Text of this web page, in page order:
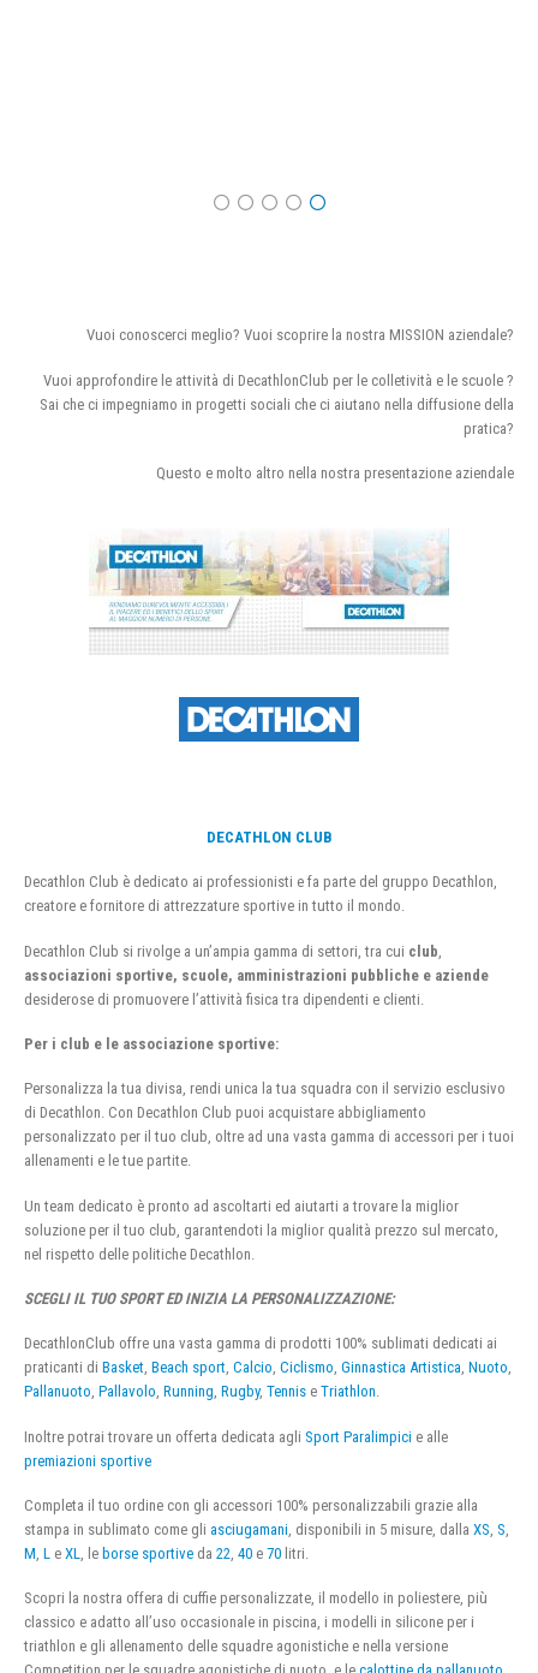
Vuoi conoscerci meglio? Vuoi scoprire la nostra MISSION aziendale?
Vuoi approfondire le attività di DecathlonClub per le colletività e le scuole ?
Sai che ci impegniamo in progetti sociali che ci aiutano nella diffusione della
pratica?
Questo e molto altro nella nostra presentazione aziendale
DECATHLON CLUB
Decathlon Club è dedicato ai professionisti e fa parte del gruppo Decathlon,
creatore e fornitore di attrezzature sportive in tutto il mondo.
Decathlon Club si rivolge a un’ampia gamma di settori, tra cui club
associazioni sportive, scuole, amministrazioni pubbliche e aziende
desiderose di promuovere l’attività fisica tra dipendenti e clienti.
Per i club e le associazione sportive:
Personalizza la tua divisa, rendi unica la tua squadra con il servizio esclusivo
di Decathlon. Con Decathlon Club puoi acquistare abbigliamento
personalizzato per il tuo club, oltre ad una vasta gamma di accessori per i tuoi
allenamenti e le tue partite.
Un team dedicato è pronto ad ascoltarti ed aiutarti a trovare la miglior
soluzione per il tuo club, garantendoti la miglior qualità prezzo sul mercato,
nel rispetto delle politiche Decathlon.
SCEGLI IL TUO SPORT ED INIZIA LA PERSONALIZZAZIONE:
DecathlonClub offre una vasta gamma di prodotti 100% sublimati dedicati ai
praticanti di Basket, Beach sport, Calcio, Ciclismo, Ginnastica Artistica, Nuoto,
Pallanuoto, Pallavolo, Running, Rugby, Tennis e Triathlon.
Inoltre potrai trovare un offerta dedicata agli Sport Paralimpici e alle
premiazioni sportive
Completa il tuo ordine con gli accessori 100% personalizzabili grazie alla
stampa in sublimato come gli asciugamani , disponibili in 5 misure, dalla XS S
M L e XL , le borse sportive da 22 40 e 70 litri.
Scopri la nostra offera di cuffie personalizzate, il modello in poliestere, più
classico e adatto all’uso occasionale in piscina, i modelli in silicone per i
triathlon e gli allenamento delle squadre agonistiche e nella versione